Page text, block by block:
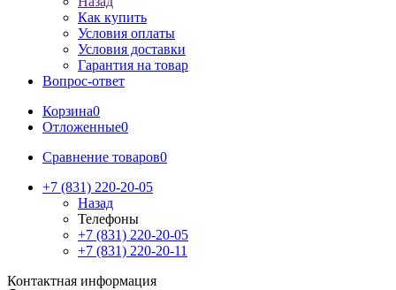
Как купить
Условия оплаты
Условия доставки
Гарантия на товар
Вопрос-ответ
Корзина0
Отложенные0
Сравнение товаров0
+7 (831) 220-20-05
Назад
Телефоны
+7 (831) 220-20-05
+7 (831) 220-20-11
Контактная информация